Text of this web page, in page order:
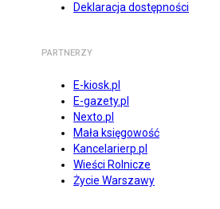
Deklaracja dostępności
PARTNERZY
E-kiosk.pl
E-gazety.pl
Nexto.pl
Mała księgowość
Kancelarierp.pl
Wieści Rolnicze
Życie Warszawy